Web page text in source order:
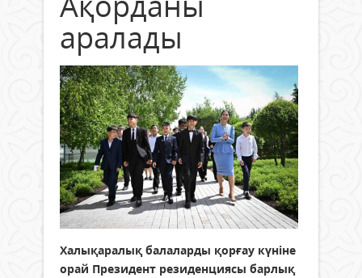
аралады
Халықаралық балаларды қорғау күніне
орай Президент резиденциясы барлық